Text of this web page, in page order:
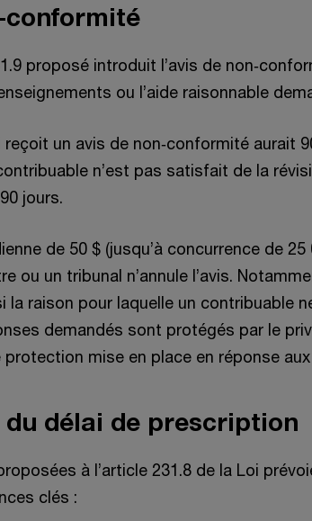
conformité
proposé introduit l’avis de
ou l’aide raisonnable
un avis de non‑conformité aurait
n’est pas satisfait de la
jours.
de 50 $ (jusqu’à concurrence de
ou un tribunal n’annule l’avis.
la raison pour laquelle un contribuable
demandés sont protégés par le
protection mise en place en réponse
du délai de prescription
à l’article 231.8 de la Loi
clés :